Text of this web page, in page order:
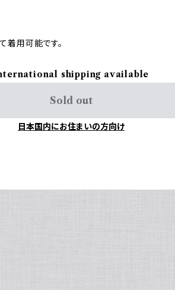
着用可能です。
shipping available
Sold out
日本国内にお住まいの方向け